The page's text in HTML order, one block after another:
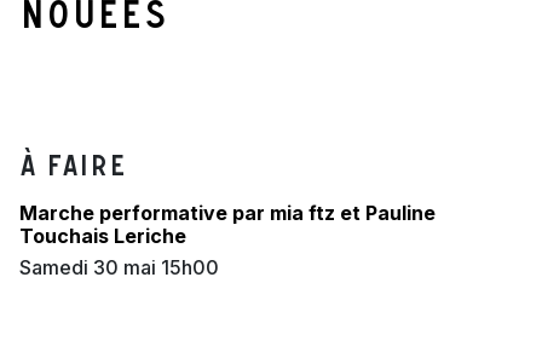
Nouées
À faire
Marche performative par mia ftz et Pauline
Touchais Leriche
samedi 30 mai 15h00